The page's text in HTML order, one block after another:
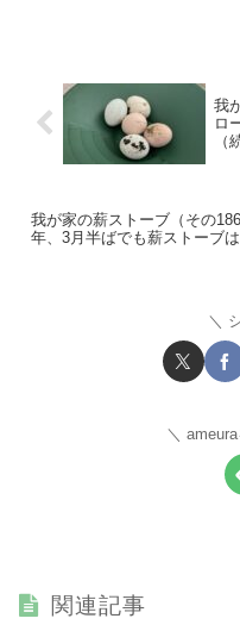
我
ロ
（
我が家の薪ストーブ（その
年、3月半ばでも薪ストーブ
関連記事